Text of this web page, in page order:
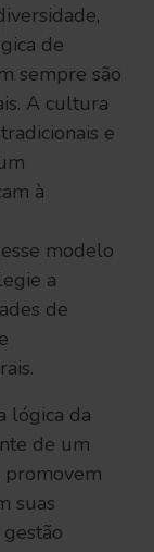
de
sempre são
A cultura
e
à
modelo
a
de
lógica da
de um
promovem
suas